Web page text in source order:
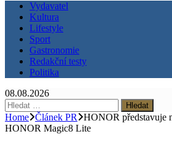
Vydavatel
Kultura
Lifestyle
Sport
Gastronomie
Redakční testy
Politika
08.08.2026
Vyhledávání
Home Článek PR
HONOR představuje
HONOR Magic8 Lite